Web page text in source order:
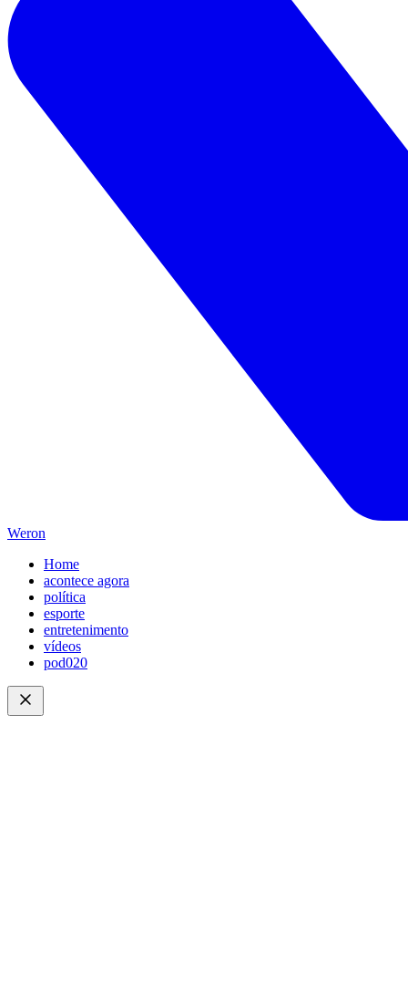
Weron
Home
acontece agora
política
esporte
entretenimento
vídeos
pod020